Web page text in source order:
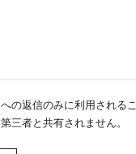
の返信のみに利用される
三者と共有されません。